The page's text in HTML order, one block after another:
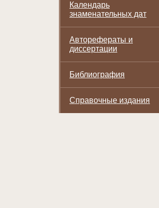
Календарь
знаменательных дат
Авторефераты и
диссертации
Библиография
Справочные издания